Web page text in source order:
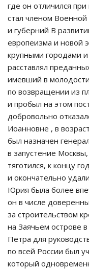
где он отличился
стал членом Военной
и губерний В
европеизма и новой
крупными городами
расставлял
имевший в
по возвращении из
и пробыл на этом
добровольно
Иоанновне , в
был назначен
в запустение
тяготился, к концу
и окончательно
Юрия была более
он в числе
за строительством
на Заячьем острове
Петра для
по всей России был
который